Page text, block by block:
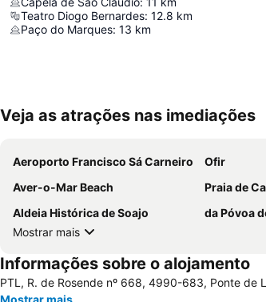
Teatro Diogo Bernardes: 12.8 km
Paço do Marques: 13 km
Veja as atrações nas imediações
Aeroporto Francisco Sá Carneiro Ofir
Aver-o-Mar Beach
Praia de
Aldeia Histórica de Soajo
da Póvoa
Mostrar mais
Informações sobre o alojamento
PTL, R. de Rosende nº 668, 4990-683, Ponte de
Mostrar mais